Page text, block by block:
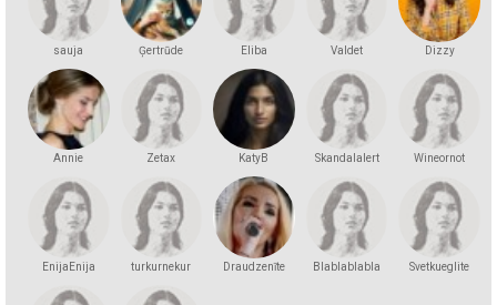
sauja Ģertrūde Eliba Valdet Dizzy
Annie Zetax KatyB Skandalalert Wineornot
EnijaEnija turkurnekur Draudzenīte Blablablabla Svetkueglite